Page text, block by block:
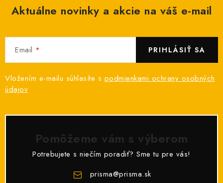
Aktuálne novinky a akcie na váš e-mail
Email
Vložením e-mailu súhlasíte s podmienkami ochrany osobných
údajov
PRIHLÁSIŤ SA
Pomôžeme vám s výberom
Potrebujete s niečím poradiť? Sme tu pre vás!
prisma@prisma.sk